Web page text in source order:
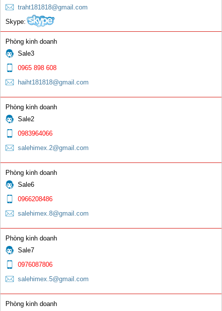
traht181818@gmail.com
Skype:
Phòng kinh doanh
Sale3
0965 898 608
haiht181818@gmail.com
Phòng kinh doanh
Sale2
0983964066
salehimex.2@gmail.com
Phòng kinh doanh
Sale6
0966208486
salehimex.8@gmail.com
Phòng kinh doanh
Sale7
0976087806
salehimex.5@gmail.com
Phòng kinh doanh